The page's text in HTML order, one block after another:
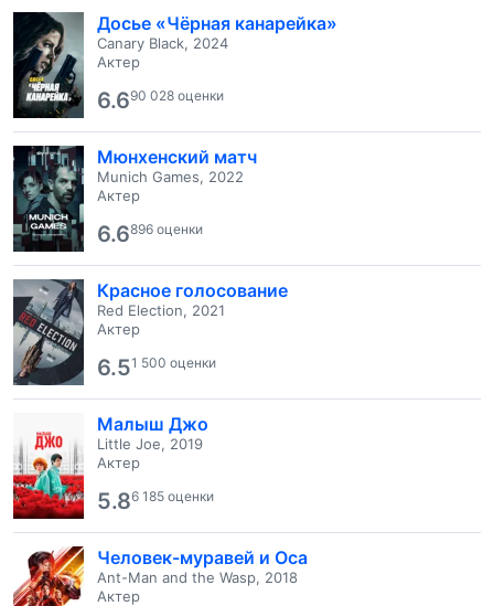
Досье «Чёрная канарейка»
Canary Black, 2024
Актер
6.690 028 оценки
Мюнхенский матч
Munich Games, 2022
Актер
6.6896 оценки
Красное голосование
Red Election, 2021
Актер
6.51 500 оценки
Малыш Джо
Little Joe, 2019
Актер
5.86 185 оценки
Человек-муравей и Оса
Ant-Man and the Wasp, 2018
Актер